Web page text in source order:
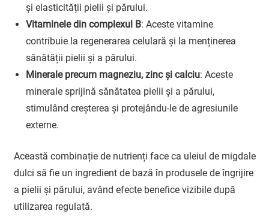
și elasticității pielii și părului.
Vitaminele din complexul B: Aceste vitamine
contribuie la regenerarea celulară și la menținerea
sănătății pielii și a părului.
Minerale precum magneziu, zinc și calciu: Aceste
minerale sprijină sănătatea pielii și a părului,
stimulând creșterea și protejându-le de agresiunile
externe.
Această combinație de nutrienți face ca uleiul de migdale
dulci să fie un ingredient de bază în produsele de îngrijire
a pielii și părului, având efecte benefice vizibile după
utilizarea regulată.